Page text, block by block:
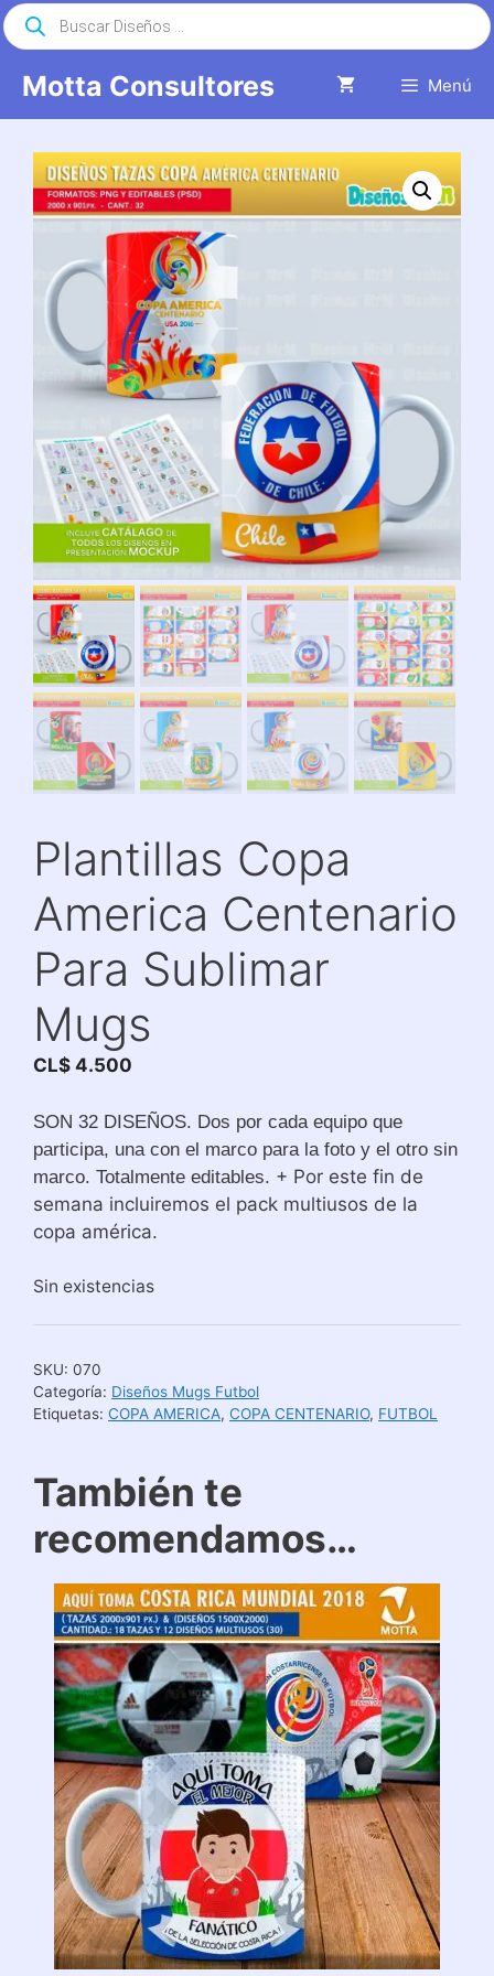
Saltar
al
Motta Consultores Menú
Búsqueda
de
productos
Plantillas Copa
America Centenario
Para Sublimar
Mugs
CL$ 4.500
SON 32 DISEÑOS. Dos por cada equipo que
participa, una con el marco para la foto y el otro sin
marco. Totalmente editables. + Por este fin de
semana incluiremos el pack multiusos de la
copa américa.
Sin existencias
SKU: 070
Categoría: Diseños Mugs Futbol
Etiquetas: COPA AMERICA, COPA CENTENARIO, FUTBOL
También te
recomendamos…